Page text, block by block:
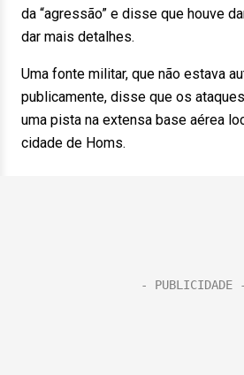
da “agressão” e disse que houve
dar mais detalhes.
Uma fonte militar, que não estava
publicamente, disse que os
uma pista na extensa base aérea
cidade de Homs.